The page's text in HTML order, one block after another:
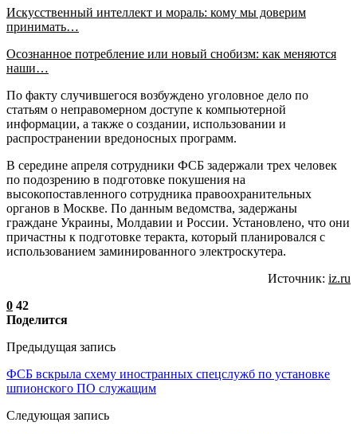
Искусственный интеллект и мораль: кому мы доверим
принимать…
Осознанное потребление или новый снобизм: как меняются
наши…
По факту случившегося возбуждено уголовное дело по
статьям о неправомерном доступе к компьютерной
информации, а также о создании, использовании и
распространении вредоносных программ.
В середине апреля сотрудники ФСБ задержали трех человек
по подозрению в подготовке покушения на
высокопоставленного сотрудника правоохранительных
органов в Москве. По данным ведомства, задержаны
граждане Украины, Молдавии и России. Установлено, что они
причастны к подготовке теракта, который планировался с
использованием заминированного электроскутера.
Источник: iz.ru
0 42
Поделится
Предыдущая запись
ФСБ вскрыла схему иностранных спецслужб по установке
шпионского ПО служащим
Следующая запись